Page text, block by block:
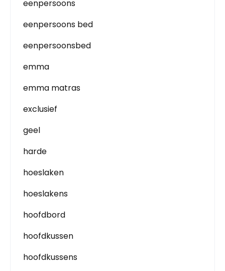
eenpersoons
eenpersoons bed
eenpersoonsbed
emma
emma matras
exclusief
geel
harde
hoeslaken
hoeslakens
hoofdbord
hoofdkussen
hoofdkussens